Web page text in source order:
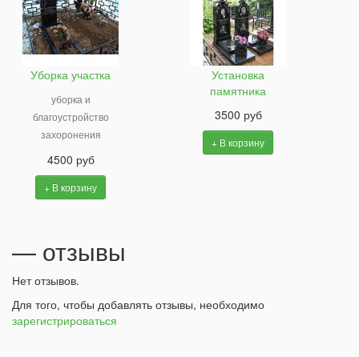
Уборка участка
уборка и
благоустройство
захоронения
4500 руб
+ В корзину
Установка
памятника
3500 руб
+ В корзину
— отзывы
Нет отзывов.
Для того, чтобы добавлять отзывы, необходимо
зарегистрироваться